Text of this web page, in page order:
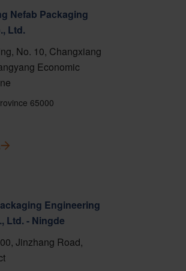
Nefab Packaging
Ltd.
No. 10, Changxiang
Economic
65000
Engineering
Ltd. - Ningde
Jinzhang Road,